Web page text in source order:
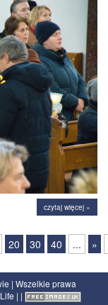
czytaj więcej »
20 30 40 ...
»
| Wszelkie prawa
| |